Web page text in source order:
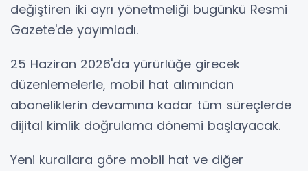
değiştiren iki ayrı yönetmeliği bugünkü Resmi
Gazete'de yayımladı.
25 Haziran 2026'da yürürlüğe girecek
düzenlemelerle, mobil hat alımından
aboneliklerin devamına kadar tüm süreçlerde
dijital kimlik doğrulama dönemi başlayacak.
Yeni kurallara göre mobil hat ve diğer